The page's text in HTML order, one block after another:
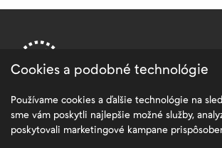
PRE ZÁKAZNÍKOV
Cookies a podobné technológie
Používame cookies a ďalšie technológie na
sme vám poskytli najlepšie možné služby,
poskytovali marketingové kampane